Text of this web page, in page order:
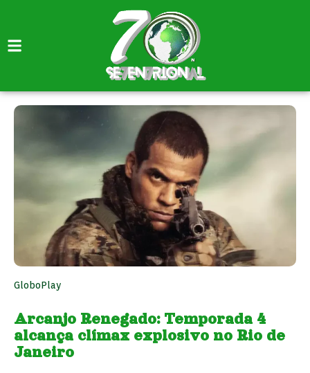
GloboPlay
Arcanjo Renegado: Temporada 4
alcança clímax explosivo no Rio de
Janeiro